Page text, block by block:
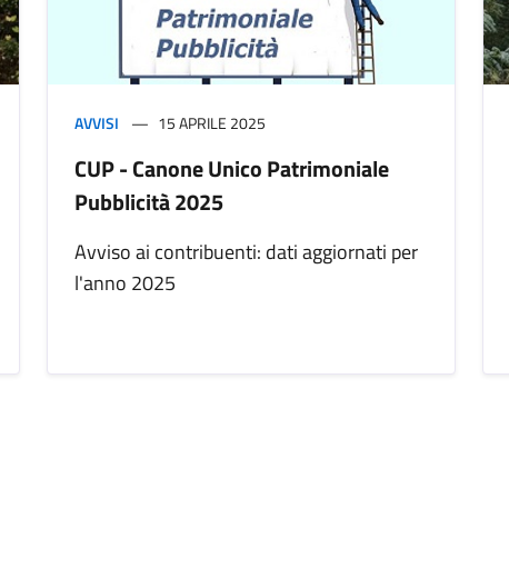
AVVISI 15 APRILE 2025
CUP - Canone Unico Patrimoniale
Pubblicità 2025
Avviso ai contribuenti: dati aggiornati per
l'anno 2025